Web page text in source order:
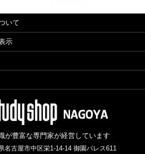
いて
示
が豊富な専門家が経営しています
名古屋市中区栄1-14-14 御園パレス611